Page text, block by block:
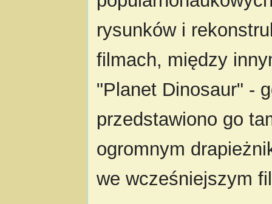
rysunków i
filmach, między
"Planet Dinosaur" -
przedstawiono go
ogromnym
we wcześniejszym